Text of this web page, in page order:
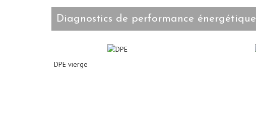
diagnostics de performance énergétique
DPE vierge